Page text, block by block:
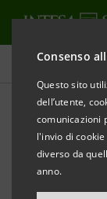
Consenso
Questo sito
dell’utente,
comunicazioni
l'invio di
diverso da
anno.
Comunicati
STAMPA
INTESA